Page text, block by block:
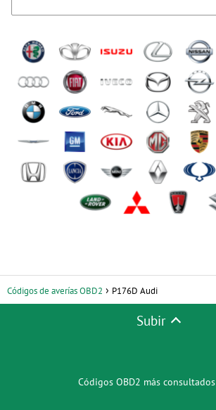
Códigos de averías OBD2 P176D Audi
Subir
Códigos OBD2 más consultados